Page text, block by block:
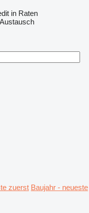
in Raten
Austausch
zuerst Baujahr - neueste